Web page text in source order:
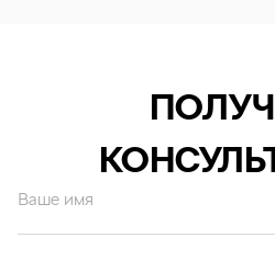
Ваше имя